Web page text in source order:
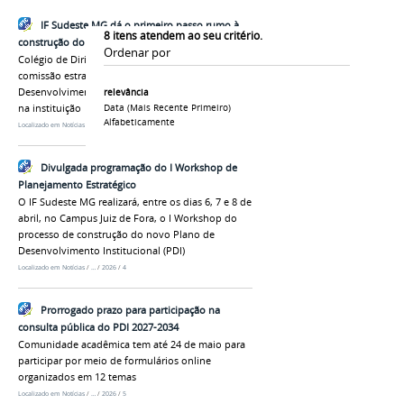
8itens atendem ao seu critério.
Ordenar por
relevância
Data (mais Recente Primeiro)
Alfabeticamente
IF Sudeste MG dá o primeiro passo rumo à
construção do novo PDI
Colégio de Dirigentes aprovou constituição de
comissão estratégica; entenda como o Plano de
Desenvolvimento Institucional afeta seu trabalho
na instituição
Localizado em Notícias 2025 /11
Divulgada programação do I Workshop de
Planejamento Estratégico
O IF Sudeste MG realizará, entre os dias 6, 7 e 8 de
abril, no Campus Juiz de Fora, o I Workshop do
processo de construção do novo Plano de
Desenvolvimento Institucional (PDI)
Localizado em Notícias / / 2026 / 4
Prorrogado prazo para participação na
consulta pública do PDI 2027-2034
Comunidade acadêmica tem até 24 de maio para
participar por meio de formulários online
organizados em 12 temas
Localizado em Notícias / / 2026 / 5